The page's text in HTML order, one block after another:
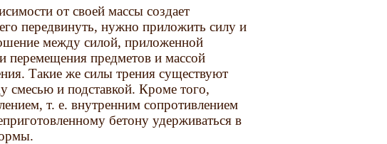
от своей массы создает
передвинуть, нужно приложить силу и
между силой, приложенной
перемещения предметов и массой
Такие же силы трения существуют
смесью и подставкой. Кроме того,
т. е. внутренним сопротивлением
бетону удерживаться в